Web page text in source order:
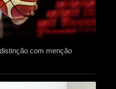
com menção